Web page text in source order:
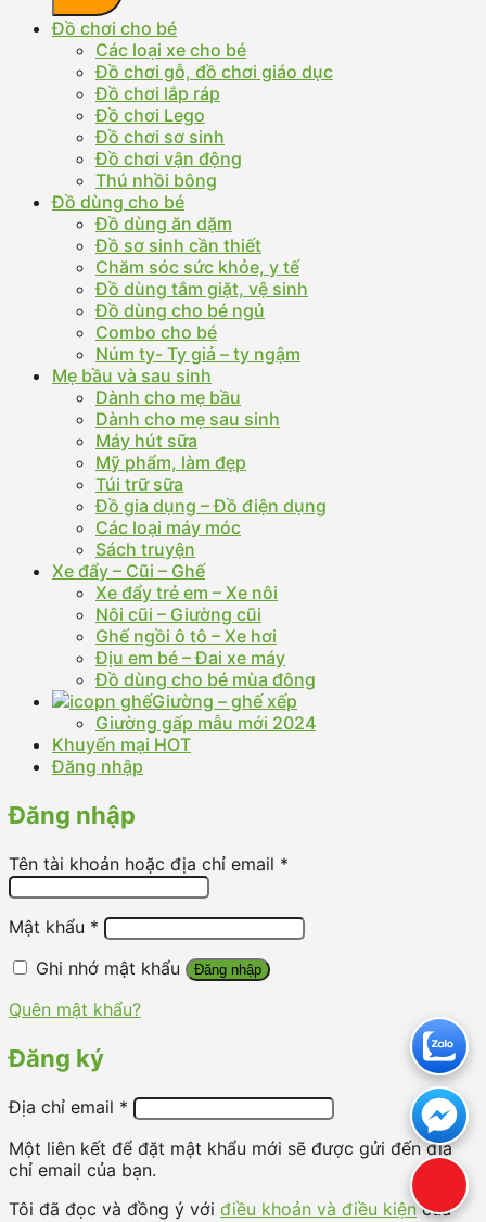
Đồ chơi cho bé
Các loại xe cho bé
Đồ chơi gỗ, đồ chơi giáo dục
Đồ chơi lắp ráp
Đồ chơi Lego
Đồ chơi sơ sinh
Đồ chơi vận động
Thú nhồi bông
Đồ dùng cho bé
Đồ dùng ăn dặm
Đồ sơ sinh cần thiết
Chăm sóc sức khỏe, y tế
Đồ dùng tắm giặt, vệ sinh
Đồ dùng cho bé ngủ
Combo cho bé
Núm ty- Ty giả – ty ngậm
Mẹ bầu và sau sinh
Dành cho mẹ bầu
Dành cho mẹ sau sinh
Máy hút sữa
Mỹ phẩm, làm đẹp
Túi trữ sữa
Đồ gia dụng – Đồ điện dụng
Các loại máy móc
Sách truyện
Xe đẩy – Cũi – Ghế
Xe đẩy trẻ em – Xe nôi
Nôi cũi – Giường cũi
Ghế ngồi ô tô – Xe hơi
Địu em bé – Đai xe máy
Đồ dùng cho bé mùa đông
Giường – ghế xếp
Giường gấp mẫu mới 2024
Khuyến mại HOT
Đăng nhập
Đăng nhập
Tên tài khoản hoặc địa chỉ email *
Mật khẩu *
Ghi nhớ mật khẩu
Đăng nhập
Quên mật khẩu?
Đăng ký
Địa chỉ email *
Một liên kết để đặt mật khẩu mới sẽ được gửi đến địa
chỉ email của bạn.
Tôi đã đọc và đồng ý với điều khoản và điều kiệncủa